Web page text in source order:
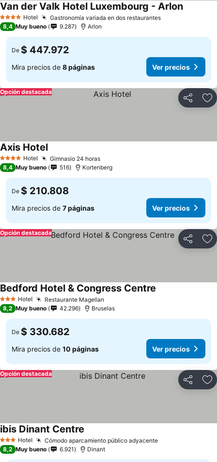
4 EstrellasHotel Gastronomía variada en dos restaurantes
Van der Valk Hotel Luxembourg - Arlon
8,4 Muy bueno 9.287 Arlon
De $ 447.972
Mira precios de 8 páginas Ver precios
Compartir
Opción destacada
4 EstrellasHotel Gimnasio 24 horas
Axis Hotel
8,4 Muy bueno 516 Kortenberg
De $ 210.808
Mira precios de 7 páginas Ver precios
Compartir
Opción destacada
3 Estrellas
Hotel Restaurante Magellan
Bedford Hotel & Congress Centre
8,2 Muy bueno 42.296 Bruselas
De $ 330.682
Mira precios de 10 páginas Ver precios
Compartir
Opción destacada
3 Estrellas
Hotel Cómodo aparcamiento público adyacente
ibis Dinant Centre
8,2 Muy bueno 6.921 Dinant